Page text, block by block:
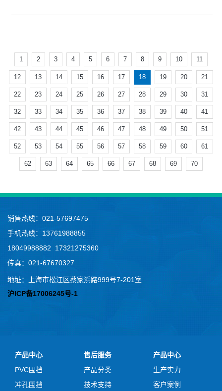
1 2 3 4 5 6 7 8 9 10 11
12 13 14 15 16 17 18 19 20 21
22 23 24 25 26 27 28 29 30 31
32 33 34 35 36 37 38 39 40 41
42 43 44 45 46 47 48 49 50 51
52 53 54 55 56 57 58 59 60 61
62 63 64 65 66 67 68 69 70
销售热线：021-57697475
手机热线：13761988855
18049988882 17321275360
传真：021-67670327
地址：上海市松江区蔡家浜路999号7-201室
沪ICP备17006245号-1
产品中心
PVC围挡
冲孔围挡
售后服务
产品分类
技术支持
产品中心
生产实力
客户案例